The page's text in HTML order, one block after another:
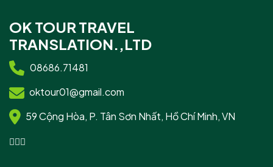
OK TOUR TRAVEL
TRANSLATION.,LTD
08686.71481
oktour01@gmail.com
59 Cộng Hòa, P. Tân Sơn Nhất, Hồ Chí Minh, VN